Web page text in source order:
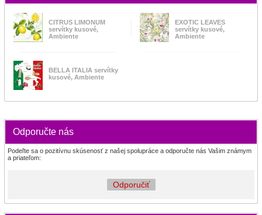
CITRUS LIMONUM
servítky kusové,
Ambiente
EXOTIC LEAVES
servítky kusové,
Ambiente
BELLA ITALIA servítky
kusové, Ambiente
Odporučte nás
Podeľte sa o pozitívnu skúsenosť z našej spolupráce a odporučte nás Vašim známym
a priateľom:
Odporučiť